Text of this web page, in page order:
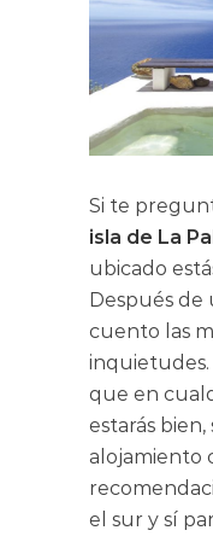
Si te
isla de La
ubicado
Después de
cuento las
inquietudes.
que en
estarás
alojamiento
el sur y sí